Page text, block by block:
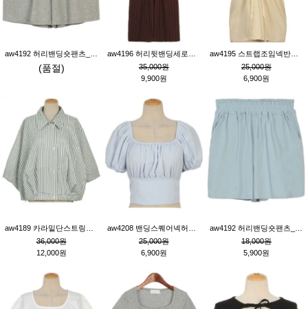
(품절)
35,000원
9,900원
25,000원
6,900원
36,000원
12,000원
25,000원
6,900원
18,000원
5,900원